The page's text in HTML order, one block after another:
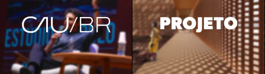
contemporânea,
com participação
do arquiteto
Marcus Damon, do
Estúdio Módulo. |
Foto: Silvio Simões
por selecionar as
obras concluídas
mais significativas
publicadas pela
PROJETO.